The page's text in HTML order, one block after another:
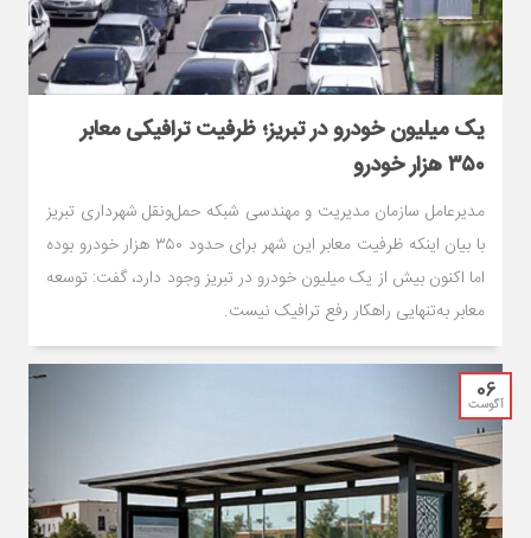
یک میلیون خودرو در تبریز؛ ظرفیت ترافیکی معابر
۳۵۰ هزار خودرو
مدیرعامل سازمان مدیریت و مهندسی شبکه حمل‌ونقل شهرداری تبریز
با بیان اینکه ظرفیت معابر این شهر برای حدود ۳۵۰ هزار خودرو بوده
اما اکنون بیش از یک میلیون خودرو در تبریز وجود دارد، گفت: توسعه
معابر به‌تنهایی راهکار رفع ترافیک نیست.
06
آگوست